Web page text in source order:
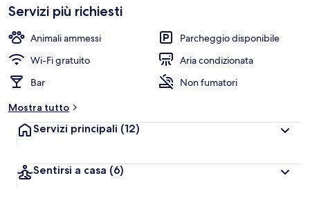
Servizi più richiesti
Animali ammessi
Parcheggio disponibile
Wi-Fi gratuito
Aria condizionata
Bar
Non fumatori
Mostra tutto
Servizi principali (12)
Sentirsi a casa (6)